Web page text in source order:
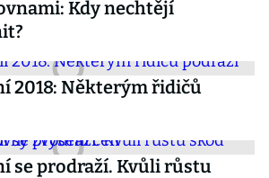
Kdy nechtějí
2018: Některým řidičů
se prodraží. Kvůli růstu